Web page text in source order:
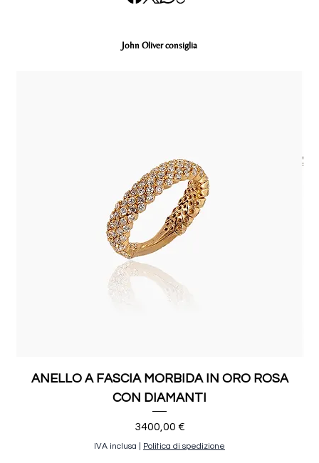
John Oliver consiglia
ANELLO A FASCIA MORBIDA IN ORO ROSA
CON DIAMANTI
Prezzo
3400,00 €
IVA inclusa Politica di spedizione